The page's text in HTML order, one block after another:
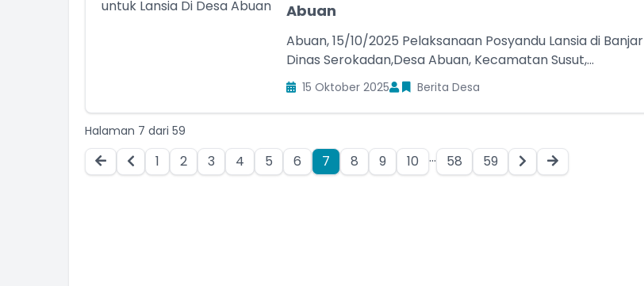
Abuan
Abuan, 15/10/2025 Pelaksanaan Posyandu Lansia di Banjar
Dinas Serokadan,Desa Abuan, Kecamatan Susut,...
15 Oktober 2025 Berita Desa
Halaman 7 dari 59
1 2 3 4 5 6 7 8 9 10 ... 58 59